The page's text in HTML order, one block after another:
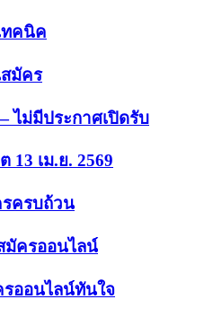
ทคนิค
มัคร
ไม่มีประกาศเปิดรับ
13 เม.ย. 2569
รครบถ้วน
มัครออนไลน์
ออนไลน์ทันใจ